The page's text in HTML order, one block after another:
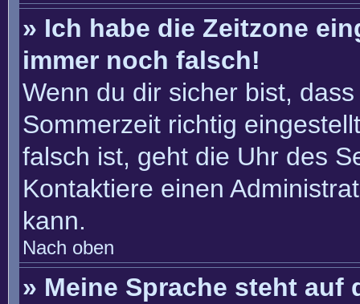
» Ich habe die Zeitzone
immer noch falsch!
Wenn du dir sicher bist,
Sommerzeit richtig
falsch ist, geht die Uhr des
Kontaktiere einen
kann.
Nach oben
» Meine Sprache steht